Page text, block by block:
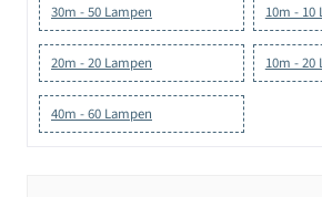
30m - 50 Lampen 10m - 10
20m - 20 Lampen 10m - 20
40m - 60 Lampen